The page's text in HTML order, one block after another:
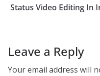
Status Video Editing In
Leave a Reply
Your email address will